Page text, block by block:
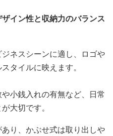
ザイン性と収納力のバランス
ネスシーンに適し、ロゴや
タイルに映えます。
小銭入れの有無など、日常
大切です。
り、かぶせ式は取り出しや